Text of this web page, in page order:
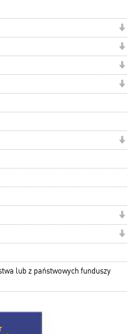
lub z państwowych funduszy